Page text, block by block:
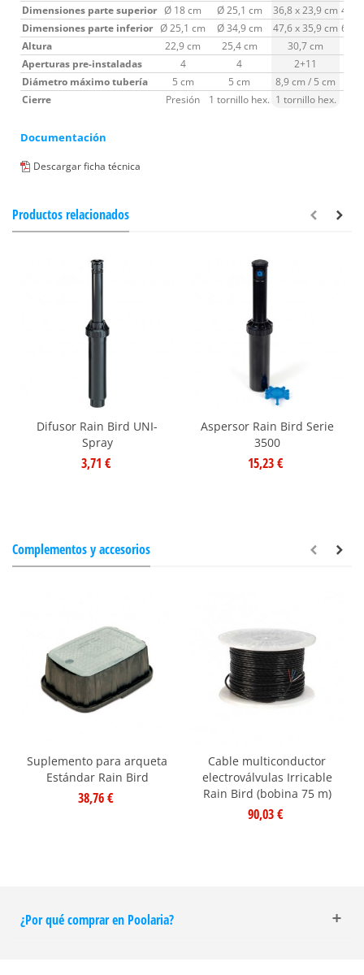
Dimensiones parte superior Ø 18 cm Ø 25,1 cm 36,8 x 23,9 cm 47,4
Dimensiones parte inferior Ø 25,1 cm Ø 34,9 cm 47,6 x 35,9 cm 61,1
Altura
22,9 cm 25,4 cm 30,7 cm
Aperturas pre-instaladas
4 4
2+11
Diámetro máximo tubería
5 cm 5 cm 8,9 cm / 5 cm
Cierre
Presión 1 tornillo hex. 1 tornillo hex.
Documentación
Descargar ficha técnica
Productos relacionados
Difusor Rain Bird UNI-
Spray
3,71 €
Aspersor Rain Bird Serie
3500
15,23 €
Complementos y accesorios
Suplemento para arqueta
Estándar Rain Bird
38,76 €
Cable multiconductor
electroválvulas Irricable
Rain Bird (bobina 75 m)
90,03 €
¿Por qué comprar en Poolaria?